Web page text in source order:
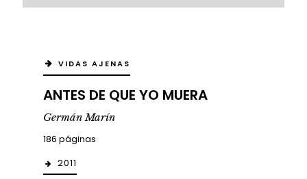
VIDAS AJENAS
ANTES DE QUE YO MUERA
Germán Marín
186 páginas
2011